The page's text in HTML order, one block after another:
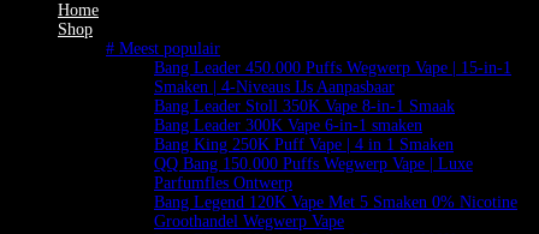
Home
Shop
# Meest populair
Bang Leader 450.000 Puffs Wegwerp Vape | 15-in-1
Smaken | 4-Niveaus IJs Aanpasbaar
Bang Leader Stoll 350K Vape 8-in-1 Smaak
Bang Leader 300K Vape 6-in-1 smaken
Bang King 250K Puff Vape | 4 in 1 Smaken
QQ Bang 150.000 Puffs Wegwerp Vape | Luxe
Parfumfles Ontwerp
Bang Legend 120K Vape Met 5 Smaken 0% Nicotine
Groothandel Wegwerp Vape